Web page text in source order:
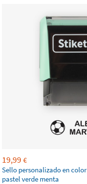
19,99 €
Sello personalizado en color
pastel verde menta